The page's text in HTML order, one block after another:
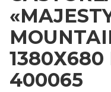
400065